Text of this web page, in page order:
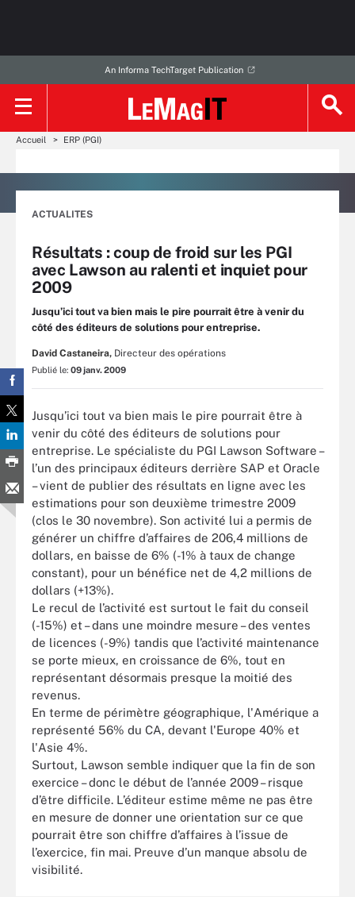
An Informa TechTarget Publication
Accueil ERP (PGI)
ACTUALITES
Résultats : coup de froid sur les PGI
avec Lawson au ralenti et inquiet pour
2009
Jusqu’ici tout va bien mais le pire pourrait être à venir du
côté des éditeurs de solutions pour entreprise.
David Castaneira, Directeur des opérations
Publié le: 09 janv. 2009
Jusqu’ici tout va bien mais le pire pourrait être à
venir du côté des éditeurs de solutions pour
entreprise. Le spécialiste du PGI Lawson Software –
l’un des principaux éditeurs derrière SAP et Oracle
– vient de publier des résultats en ligne avec les
estimations pour son deuxième trimestre 2009
(clos le 30 novembre). Son activité lui a permis de
générer un chiffre d’affaires de 206,4 millions de
dollars, en baisse de 6% (-1% à taux de change
constant), pour un bénéfice net de 4,2 millions de
dollars (+13%).
Le recul de l’activité est surtout le fait du conseil
(-15%) et – dans une moindre mesure – des ventes
de licences (-9%) tandis que l’activité maintenance
se porte mieux, en croissance de 6%, tout en
représentant désormais presque la moitié des
revenus.
En terme de périmètre géographique, l'Amérique a
représenté 56% du CA, devant l'Europe 40% et
l'Asie 4%.
Surtout, Lawson semble indiquer que la fin de son
exercice – donc le début de l’année 2009 – risque
d’être difficile. L’éditeur estime même ne pas être
en mesure de donner une orientation sur ce que
pourrait être son chiffre d’affaires à l’issue de
l’exercice, fin mai. Preuve d’un manque absolu de
visibilité.